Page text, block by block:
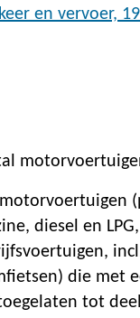
en vervoer,
diesel en
die met
tot